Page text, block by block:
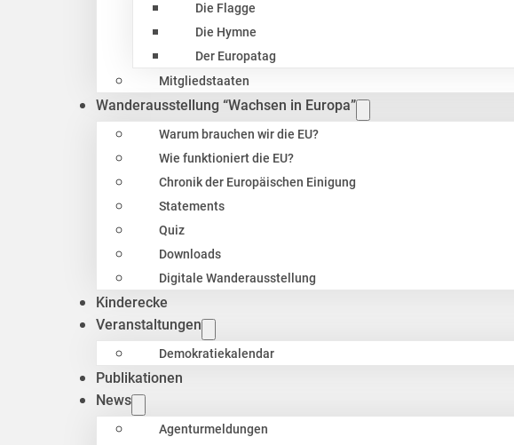
Die Flagge
Die Hymne
Der Europatag
Mitgliedstaaten
Wanderausstellung “Wachsen in Europa”
Warum brauchen wir die EU?
Wie funktioniert die EU?
Chronik der Europäischen Einigung
Statements
Quiz
Downloads
Digitale Wanderausstellung
Kinderecke
Veranstaltungen
Demokratiekalendar
Publikationen
News
Agenturmeldungen